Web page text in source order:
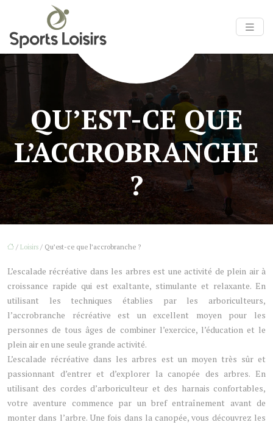
QU’EST-CE QUE
L’ACCROBRANCHE
?
/ Loisirs / Qu’est-ce que l’accrobranche ?
L’escalade récréative dans les arbres est une activité de plein air à
croissance rapide qui est exaltante, stimulante et relaxante. En
utilisant les techniques établies par les arboriculteurs,
l’accrobranche récréative est un excellent moyen pour les
personnes de tous âges de combiner l’exercice, l’éducation et le
plein air en une seule grande activité.
L’escalade récréative dans les arbres est un moyen très sûr et
passionnant d’entrer et d’explorer la canopée des arbres. En
utilisant des cordes d’arboriculteur et des harnais confortables,
votre aventure commence par un bref entraînement avant de
monter dans l’arbre. Une fois dans la canopée, vous découvrez les